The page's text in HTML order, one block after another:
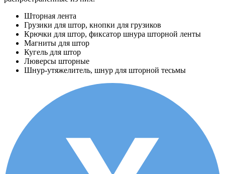
Шторная лента
Грузики для штор, кнопки для грузиков
Крючки для штор, фиксатор шнура шторной ленты
Магниты для штор
Кугель для штор
Люверсы шторные
Шнур-утяжелитель, шнур для шторной тесьмы